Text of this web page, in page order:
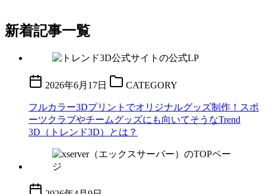
新着記事一覧
2026年6月17日 CATEGORY
フルカラー3Dプリントでオリジナルグッズ制作！スポ
ーツクラブやチームグッズにも向いてそうなTrend
3D（トレンド3D）とは？